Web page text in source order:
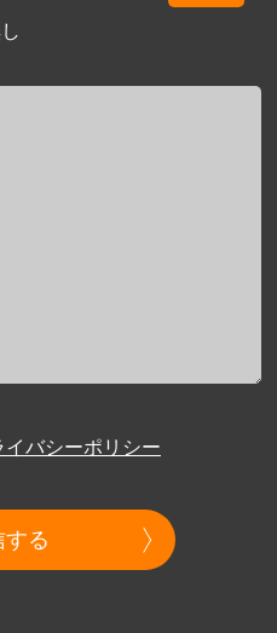
イバシーポリシー
する